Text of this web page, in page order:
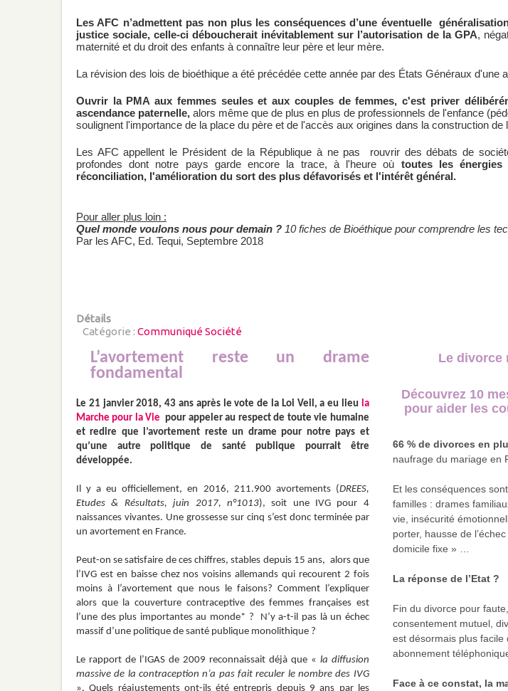
Les AFC n’admettent pas non plus les conséquences d’une éventuelle
justice sociale, celle-ci déboucherait inévitablement sur l’autorisation de la GPA,
maternité et du droit des enfants à connaître leur père et leur mère.
La révision des lois de bioéthique a été précédée cette année par des États Généraux d'une
Ouvrir la PMA aux femmes seules et aux couples de femmes, c'est priver
ascendance paternelle, alors même que de plus en plus de professionnels de l'enfance
soulignent l'importance de la place du père et de l'accès aux origines dans la construction de
Les AFC appellent le Président de la République à ne pas rouvrir des débats de
profondes dont notre pays garde encore la trace, à l'heure où toutes les
réconciliation, l'amélioration du sort des plus défavorisés et l'intérêt général.
Pour aller plus loin :
Quel monde voulons nous pour demain ? 10 fiches de Bioéthique pour comprendre les
Par les AFC, Ed. Tequi, Septembre 2018
Détails
Catégorie : Communiqué Société
L’avortement reste un drame
fondamental
Le 21 janvier 2018, 43 ans après le vote de la Loi Veil, a eu lieu la
Marche pour la Vie pour appeler au respect de toute vie humaine
et redire que l’avortement reste un drame pour notre pays et
qu’une autre politique de santé publique pourrait être
développée.
Il y a eu officiellement, en 2016, 211.900 avortements (DREES,
Etudes & Résultats, juin 2017, n°1013), soit une IVG pour 4
naissances vivantes. Une grossesse sur cinq s’est donc terminée par
un avortement en France.
Peut-on se satisfaire de ces chiffres, stables depuis 15 ans, alors que
l’IVG est en baisse chez nos voisins allemands qui recourent 2 fois
moins à l’avortement que nous le faisons? Comment l’expliquer
alors que la couverture contraceptive des femmes françaises est
l’une des plus importantes au monde* ? N’y a-t-il pas là un échec
massif d’une politique de santé publique monolithique ?
Le rapport de l’IGAS de 2009 reconnaissait déjà que « la diffusion
massive de la contraception n’a pas fait reculer le nombre des IVG
». Quels réajustements ont-ils été entrepris depuis 9 ans par les
Le divorce
Découvrez 10
pour aider les
66 % de divorces en
naufrage du mariage en
Et les conséquences
familles : drames
vie, insécurité
porter, hausse de
domicile fixe » …
La réponse de l’Etat ?
Fin du divorce pour
consentement mutuel,
est désormais plus
abonnement
Face à ce constat, la